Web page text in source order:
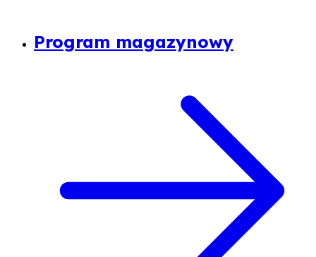
Program magazynowy